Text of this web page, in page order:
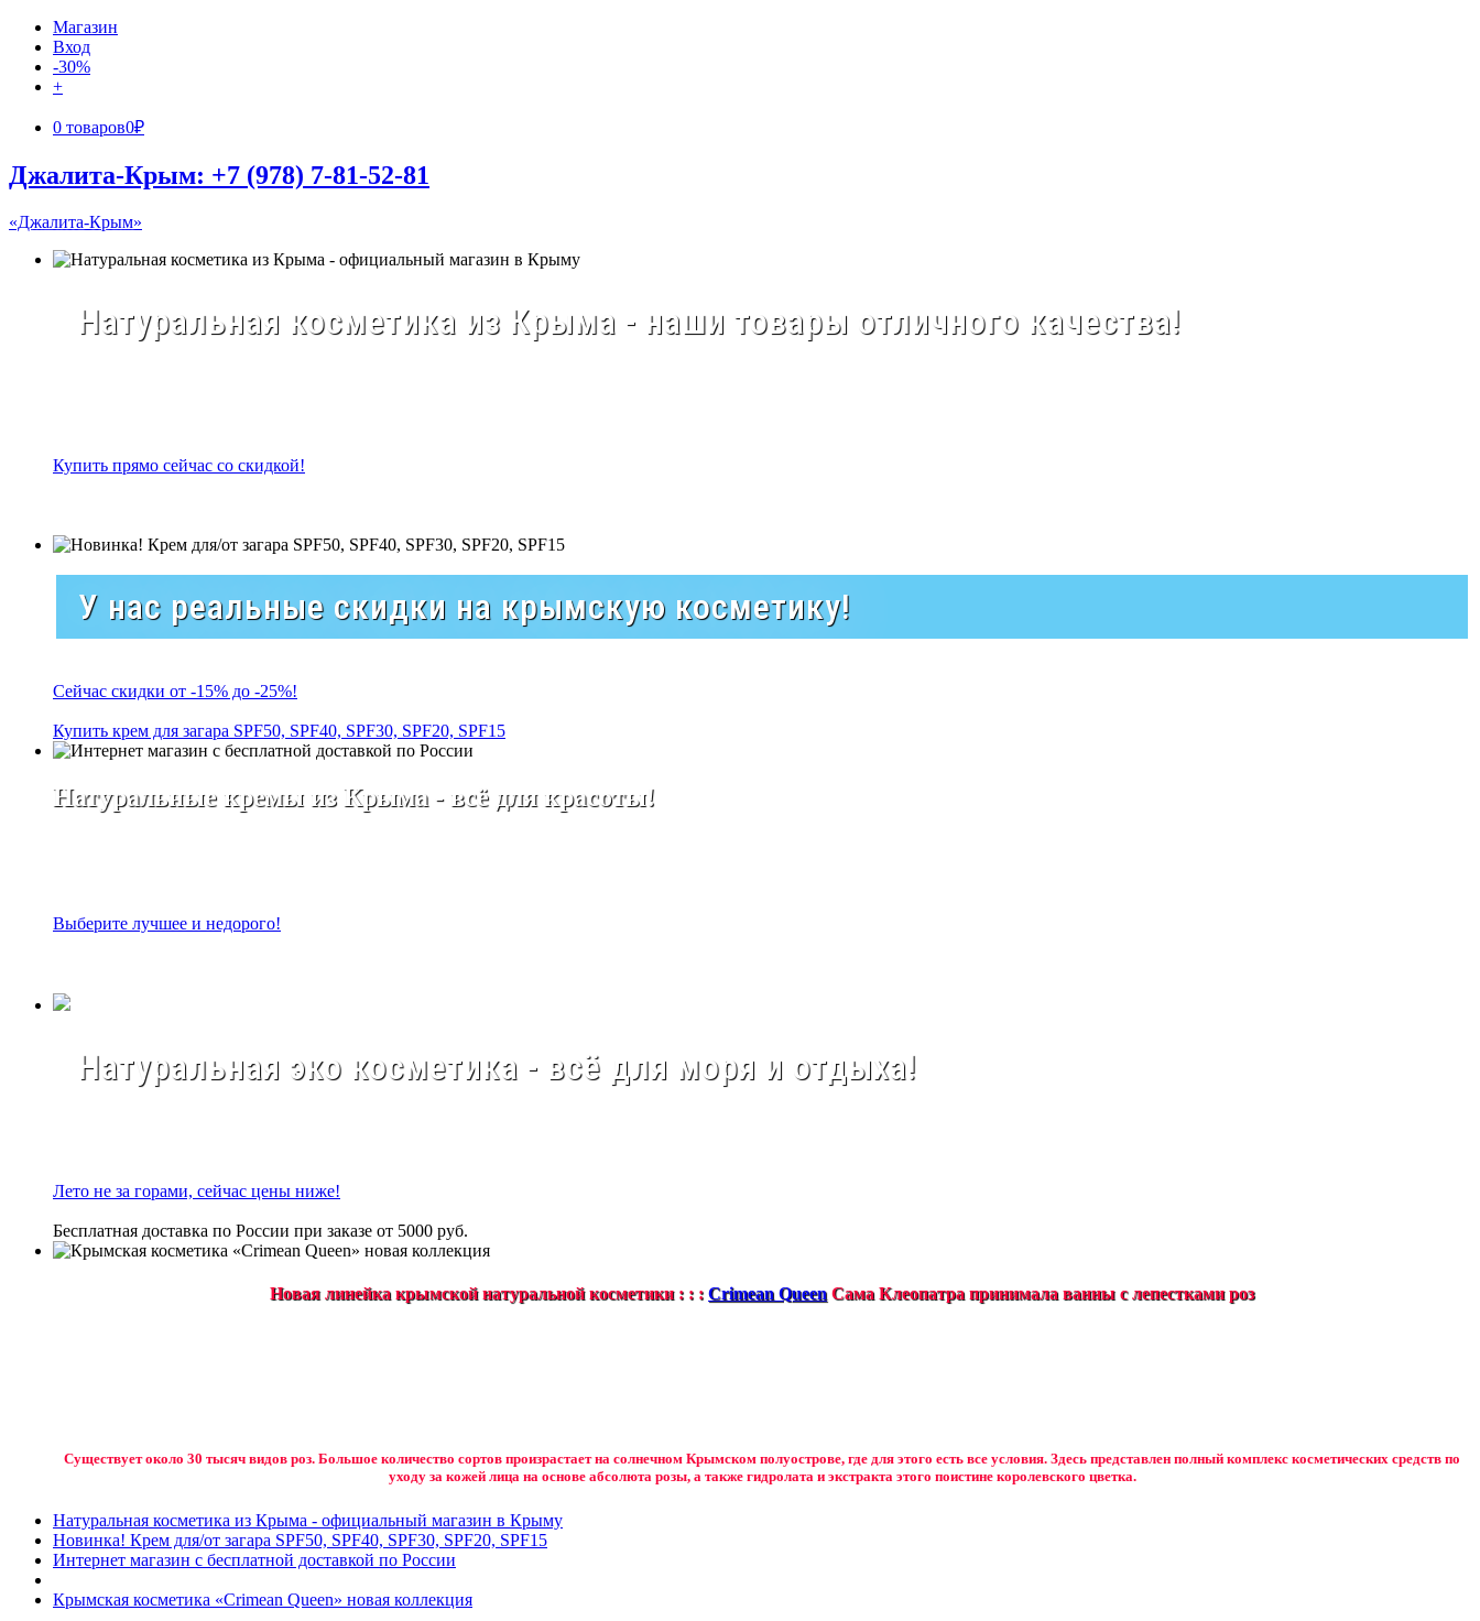
Магазин
Вход
-30%
+
0 товаров0₽
Джалита-Крым: +7 (978) 7-81-52-81
«Джалита-Крым»
Натуральная косметика из Крыма - наши товары отличного качества!
Купить прямо сейчас со скидкой!
У нас реальные скидки на крымскую косметику!
Сейчас скидки от -15% до -25%!
Купить крем для загара SPF50, SPF40, SPF30, SPF20, SPF15
Натуральные кремы из Крыма - всё для красоты!
Выберите лучшее и недорого!
Натуральная эко косметика - всё для моря и отдыха!
Лето не за горами, сейчас цены ниже!
Бесплатная доставка по России при заказе от 5000 руб.
Новая линейка крымской натуральной косметики : : : Crimean Queen Сама Клеопатра принимала ванны с лепестками роз
Существует около 30 тысяч видов роз. Большое количество сортов произрастает на солнечном Крымском полуострове, где для этого есть все условия. Здесь представлен полный комплекс косметических средств по
уходу за кожей лица на основе абсолюта розы, а также гидролата и экстракта этого поистине королевского цветка.
Натуральная косметика из Крыма - официальный магазин в Крыму
Новинка! Крем для/от загара SPF50, SPF40, SPF30, SPF20, SPF15
Интернет магазин с бесплатной доставкой по России
Крымская косметика «Crimean Queen» новая коллекция